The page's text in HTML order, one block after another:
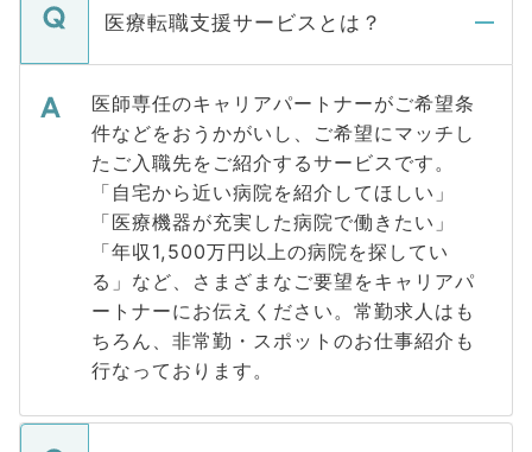
医療転職支援サービスとは？
医師専任のキャリアパートナーがご希望条
件などをおうかがいし、ご希望にマッチし
たご入職先をご紹介するサービスです。
「自宅から近い病院を紹介してほしい」
「医療機器が充実した病院で働きたい」
「年収1,500万円以上の病院を探してい
る」など、さまざまなご要望をキャリアパ
ートナーにお伝えください。常勤求人はも
ちろん、非常勤・スポットのお仕事紹介も
行なっております。